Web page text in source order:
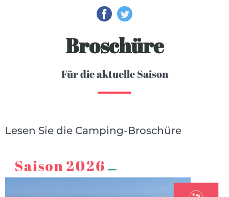
Broschüre
Für die aktuelle Saison
Lesen Sie die Camping-Broschüre